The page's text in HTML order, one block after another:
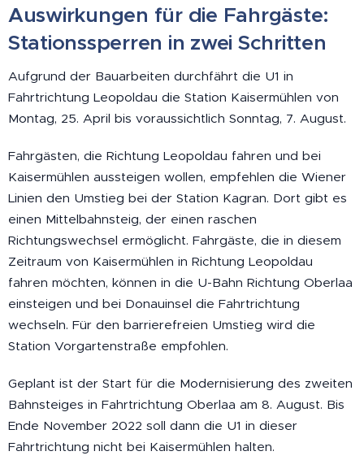
Auswirkungen für die Fahrgäste:
Stationssperren in zwei Schritten
Aufgrund der Bauarbeiten durchfährt die U1 in
Fahrtrichtung Leopoldau die Station Kaisermühlen von
Montag, 25. April bis voraussichtlich Sonntag, 7. August.
Fahrgästen, die Richtung Leopoldau fahren und bei
Kaisermühlen aussteigen wollen, empfehlen die Wiener
Linien den Umstieg bei der Station Kagran. Dort gibt es
einen Mittelbahnsteig, der einen raschen
Richtungswechsel ermöglicht. Fahrgäste, die in diesem
Zeitraum von Kaisermühlen in Richtung Leopoldau
fahren möchten, können in die U-Bahn Richtung Oberlaa
einsteigen und bei Donauinsel die Fahrtrichtung
wechseln. Für den barrierefreien Umstieg wird die
Station Vorgartenstraße empfohlen.
Geplant ist der Start für die Modernisierung des zweiten
Bahnsteiges in Fahrtrichtung Oberlaa am 8. August. Bis
Ende November 2022 soll dann die U1 in dieser
Fahrtrichtung nicht bei Kaisermühlen halten.